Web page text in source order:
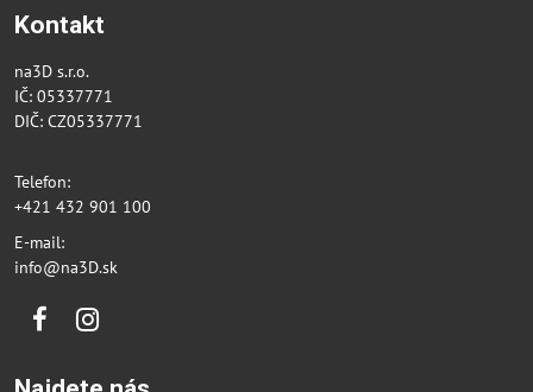
Kontakt
na3D s.r.o.
IČ: 05337771
DIČ: CZ05337771
Telefon:
+421 432 901 100
E-mail:
info@na3D.sk
FacebookInstagram